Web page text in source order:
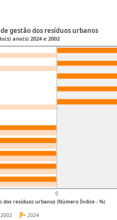
resíduos urbanos (Número Índice - %)
0
gestão dos resíduos urbanos
ano(s) 2024 e 2002
2024
2002